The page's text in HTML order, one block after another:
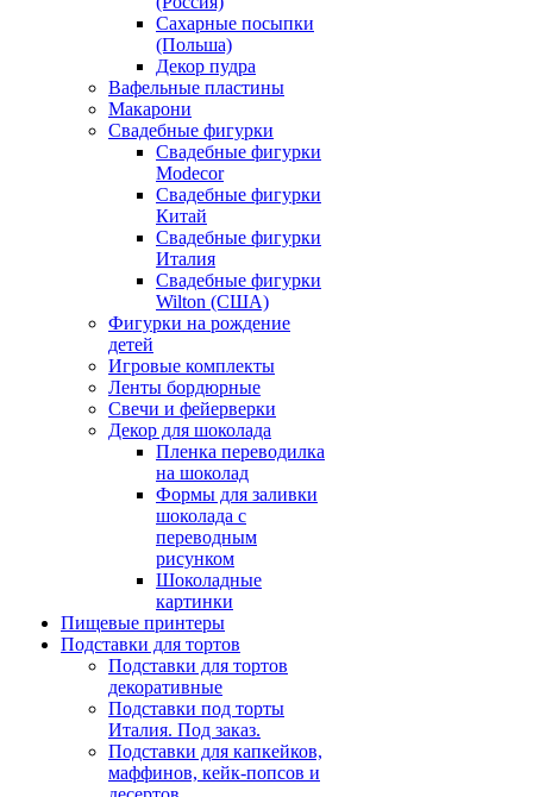
Сахарные посыпки
(Польша)
Декор пудра
Вафельные пластины
Макарони
Свадебные фигурки
Свадебные фигурки
Modecor
Свадебные фигурки
Китай
Свадебные фигурки
Италия
Свадебные фигурки
Wilton (США)
Фигурки на рождение
детей
Игровые комплекты
Ленты бордюрные
Свечи и фейерверки
Декор для шоколада
Пленка переводилка
на шоколад
Формы для заливки
шоколада с
переводным
рисунком
Шоколадные
картинки
Пищевые принтеры
Подставки для тортов
Подставки для тортов
декоративные
Подставки под торты
Италия. Под заказ.
Подставки для капкейков,
маффинов, кейк-попсов и